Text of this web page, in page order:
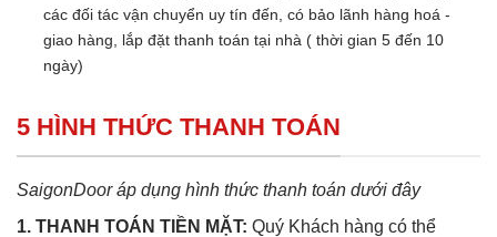
các đối tác vận chuyển uy tín đến, có bảo lãnh hàng hoá -
giao hàng, lắp đặt thanh toán tại nhà ( thời gian 5 đến 10
ngày)
5 HÌNH THỨC THANH TOÁN
SaigonDoor áp dụng hình thức thanh toán dưới đây
1. THANH TOÁN TIỀN MẶT: Quý Khách hàng có thể